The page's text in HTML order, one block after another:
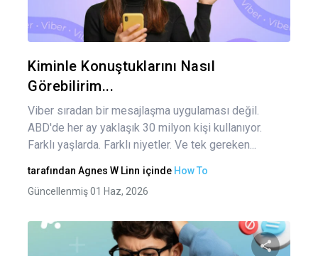
Kiminle Konuştuklarını Nasıl
Görebilirim...
Viber sıradan bir mesajlaşma uygulaması değil.
ABD'de her ay yaklaşık 30 milyon kişi kullanıyor.
Farklı yaşlarda. Farklı niyetler. Ve tek gereken...
tarafından Agnes W Linn içinde How To
Güncellenmiş 01 Haz, 2026